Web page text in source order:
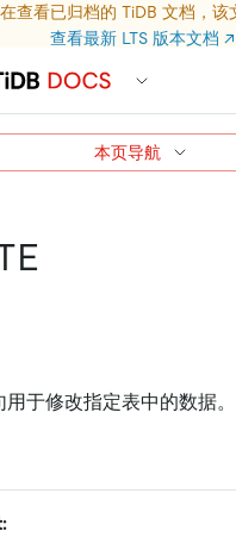
查看已归档的 TiDB 文档，该
查看最新 LTS 版本文档 ↗
用于修改指定表中的数据。
本页导航